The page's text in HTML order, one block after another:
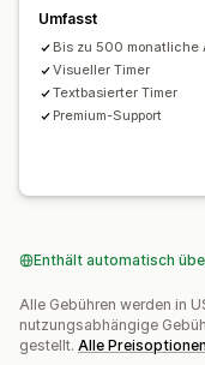
Besonderes Event
Checkout
Deadline
Umfasst
Bis zu 500 monatliche
Visueller Timer
Textbasierter Timer
Premium-Support
Enthält automatisch
Alle Gebühren werden in
nutzungsabhängige
gestellt. Alle